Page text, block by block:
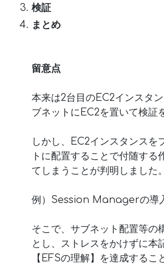
検証
まとめ
留意点
本来は2台目のEC2インスタ
ブネットにEC2を置いて検証
しかし、EC2インスタンスを
トに配置することで付随する
てしまうことが判明しました。
例）Session Managerの導
そこで、サブネット配置等の
とし、ストレスをかけずに本
【EFSの理解】を達成するこ